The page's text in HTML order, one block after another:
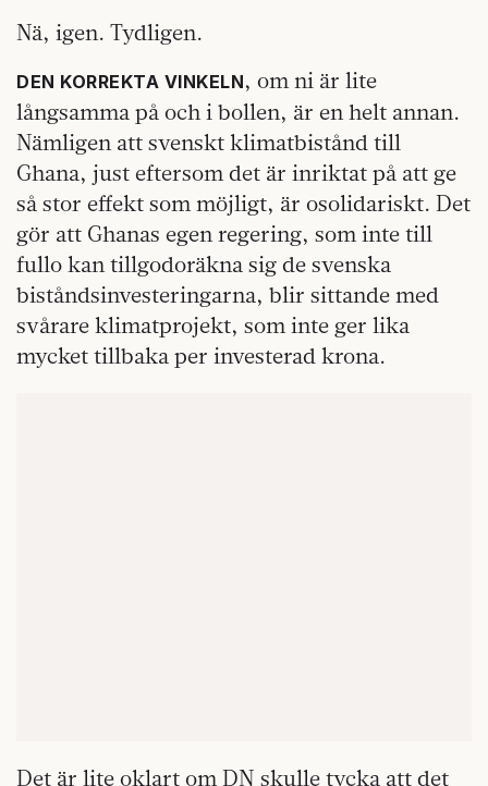
Nä, igen. Tydligen.
DEN KORREKTA VINKELN, om ni är lite
långsamma på och i bollen, är en helt annan.
Nämligen att svenskt klimatbistånd till
Ghana, just eftersom det är inriktat på att ge
så stor effekt som möjligt, är osolidariskt. Det
gör att Ghanas egen regering, som inte till
fullo kan tillgodoräkna sig de svenska
biståndsinvesteringarna, blir sittande med
svårare klimatprojekt, som inte ger lika
mycket tillbaka per investerad krona.
Det är lite oklart om DN skulle tycka att det